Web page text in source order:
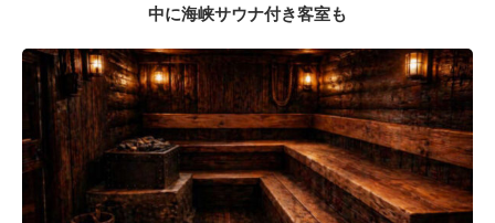
中に海峡サウナ付き客室も